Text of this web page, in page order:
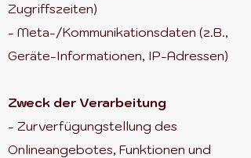
Zugriffszeiten)
- Meta-/Kommunikationsdaten (z.B.,
Geräte-Informationen, IP-Adressen)
Zweck der Verarbeitung
- Zurverfügungstellung des
Onlineangebotes, Funktionen und